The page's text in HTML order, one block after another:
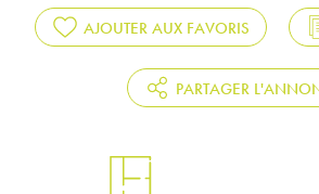
AJOUTER AUX FAVORIS
PARTAGER